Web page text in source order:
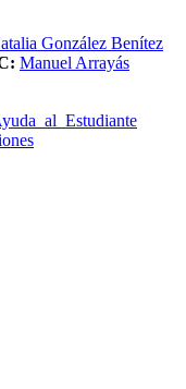
González Benítez
Manuel Arrayás
al Estudiante